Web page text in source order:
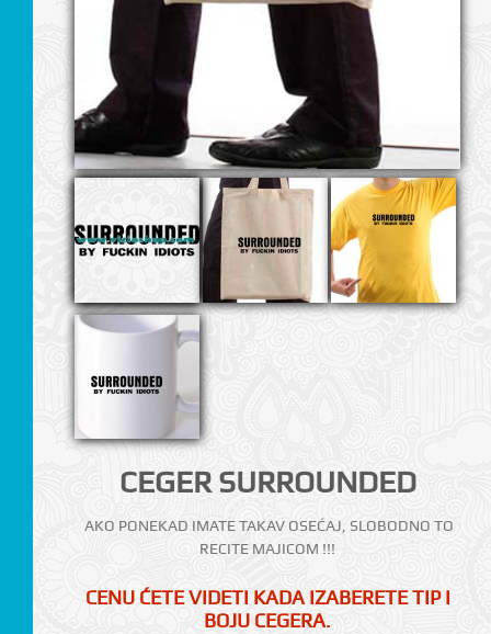
CEGER SURROUNDED
AKO PONEKAD IMATE TAKAV OSEĆAJ, SLOBODNO TO
RECITE MAJICOM !!!
CENU ĆETE VIDETI KADA IZABERETE TIP I
BOJU CEGERA.